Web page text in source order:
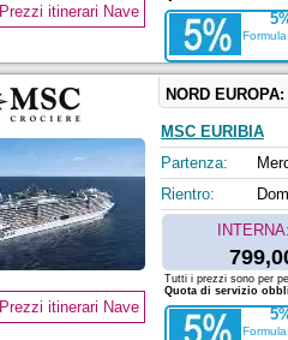
Prezzi itinerari Nave
NORD EUROPA:
MSC EURIBIA
Partenza:
Rientro:
INTERNA:
Prezzi itinerari Nave
Tutti i prezzi sono per
Quota di servizio